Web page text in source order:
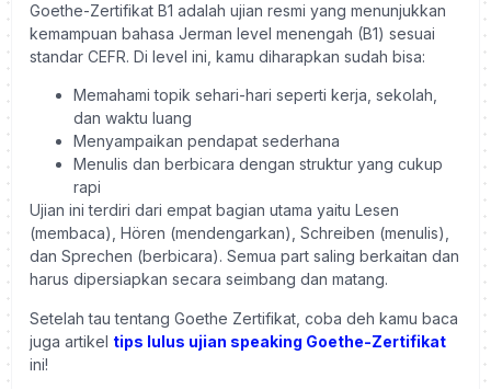
Goethe-Zertifikat B1 adalah ujian resmi yang menunjukkan
kemampuan bahasa Jerman level menengah (B1) sesuai
standar CEFR. Di level ini, kamu diharapkan sudah bisa:
Memahami topik sehari-hari seperti kerja, sekolah,
dan waktu luang
Menyampaikan pendapat sederhana
Menulis dan berbicara dengan struktur yang cukup
rapi
Ujian ini terdiri dari empat bagian utama yaitu Lesen
(membaca), Hören (mendengarkan), Schreiben (menulis),
dan Sprechen (berbicara). Semua part saling berkaitan dan
harus dipersiapkan secara seimbang dan matang.
Setelah tau tentang Goethe Zertifikat, coba deh kamu baca
juga artikel tips lulus ujian speaking Goethe-Zertifikat
ini!